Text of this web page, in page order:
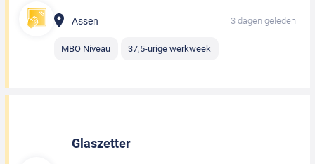
Assen 3 dagen geleden
MBO Niveau 37,5-urige werkweek
Glaszetter